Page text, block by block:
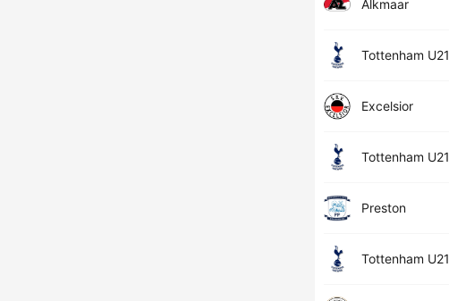
Alkmaar
Tottenham U21
Excelsior
Tottenham U21
Preston
Tottenham U21